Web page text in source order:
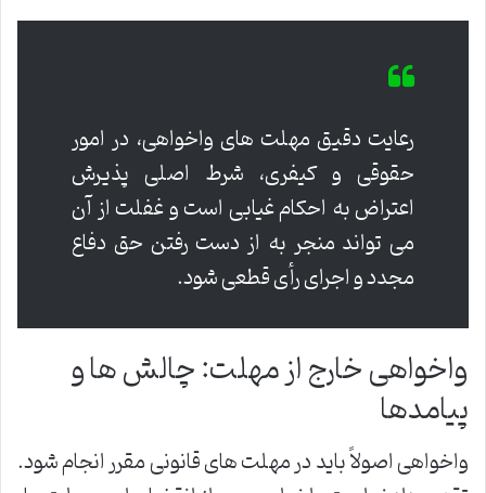
رعایت دقیق مهلت های واخواهی، در امور
حقوقی و کیفری، شرط اصلی پذیرش
اعتراض به احکام غیابی است و غفلت از آن
می تواند منجر به از دست رفتن حق دفاع
مجدد و اجرای رأی قطعی شود.
واخواهی خارج از مهلت: چالش ها و
پیامدها
واخواهی اصولاً باید در مهلت های قانونی مقرر انجام شود.